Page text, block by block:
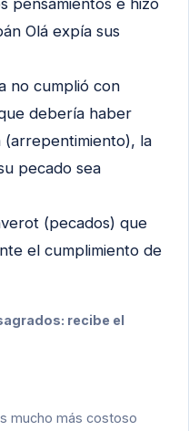
pensamientos e hizo
Olá expía sus
no cumplió con
debería haber
(arrepentimiento), la
pecado sea
(pecados) que
el cumplimiento de
recibe el
mucho más costoso